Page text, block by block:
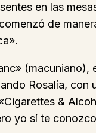
en las
de
Rosalía,
&
yo sí te